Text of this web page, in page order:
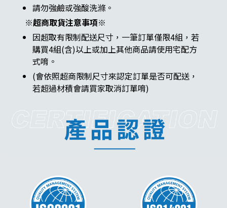
請勿強鹼或強酸洗滌。
※超商取貨注意事項※
因超取有限制配送尺寸，一筆訂單僅限4組，若
購買4組(含)以上或加上其他商品請使用宅配方
式唷。
(會依照超商限制尺寸來認定訂單是否可配送，
若超過材積會請買家取消訂單唷)